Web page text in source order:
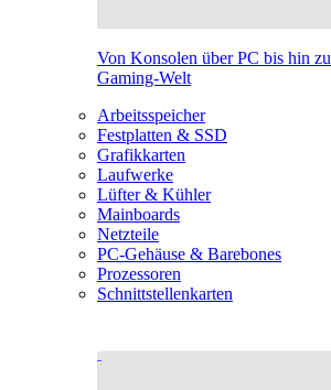
Von Konsolen über PC bis hin
Gaming-Welt
Arbeitsspeicher
Festplatten & SSD
Grafikkarten
Laufwerke
Lüfter & Kühler
Mainboards
Netzteile
PC-Gehäuse & Barebones
Prozessoren
Schnittstellenkarten